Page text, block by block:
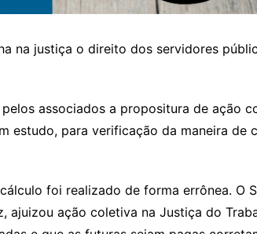
na justiça o direito dos servidores
associados a propositura de ação
estudo, para verificação da maneira de
foi realizado de forma errônea. O
ajuizou ação coletiva na Justiça do